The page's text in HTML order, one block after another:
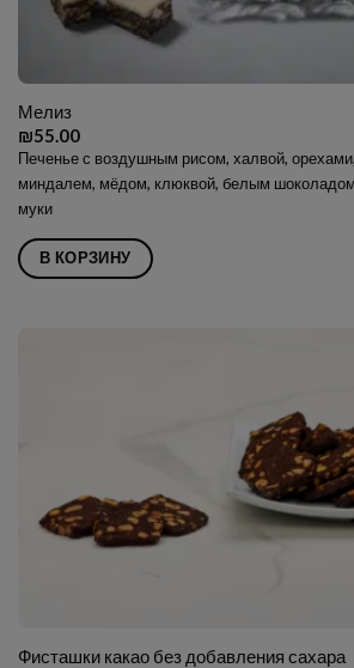
Мелиз
₪55.00
Печенье с воздушным рисом, халвой,
миндалем, мёдом, клюквой, белым
муки
В КОРЗИНУ
Фисташки какао без добавления сахара